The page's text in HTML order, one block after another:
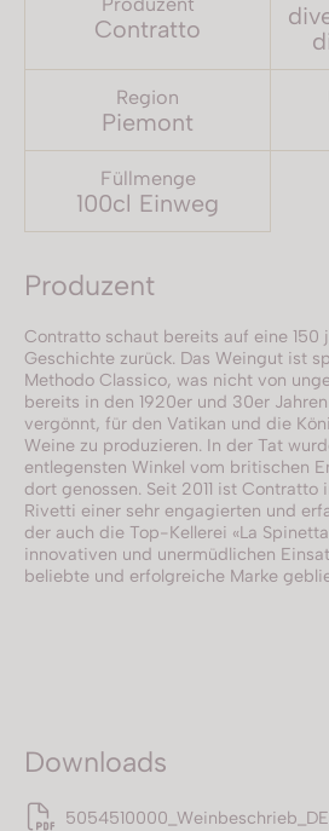
Contratto
Region
Piemont
Füllmenge
100cl Einweg
Produzent
Contratto schaut bereits auf eine 150
Geschichte zurück. Das Weingut ist
Methodo Classico, was nicht von
bereits in den 1920er und 30er
vergönnt, für den Vatikan und die
Weine zu produzieren. In der Tat
entlegensten Winkel vom britischen
dort genossen. Seit 2011 ist
Rivetti einer sehr engagierten und
der auch die Top-Kellerei «La
innovativen und unermüdlichen
beliebte und erfolgreiche Marke
Downloads